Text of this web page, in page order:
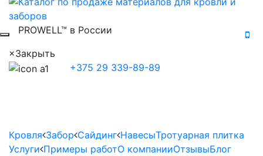
PROWELL™ в России
×Закрыть
+375 29 339-89-89
Кровля Забор Сайдинг НавесыТротуарная плитка
Услуги Примеры работО компанииОтзывыБлог